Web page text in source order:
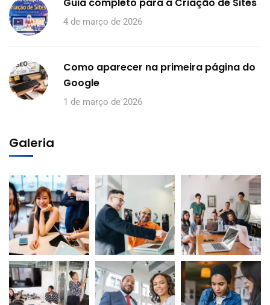
4 de março de 2026
Como aparecer na primeira página do
Google
1 de março de 2026
Galeria